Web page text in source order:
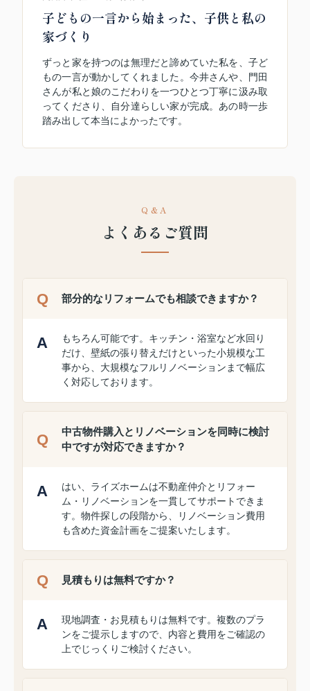
子どもの一言から始まった、子供と私の
家づくり
ずっと家を持つのは無理だと諦めていた私を、子ど
もの一言が動かしてくれました。今井さんや、門田
さんが私と娘のこだわりを一つひとつ丁寧に汲み取
ってくださり、自分達らしい家が完成。あの時一歩
踏み出して本当によかったです。
Q&A
よくあるご質問
部分的なリフォームでも相談できますか？
もちろん可能です。キッチン・浴室など水回り
だけ、壁紙の張り替えだけといった小規模な工
事から、大規模なフルリノベーションまで幅広
く対応しております。
中古物件購入とリノベーションを同時に検討
中ですが対応できますか？
はい、ライズホームは不動産仲介とリフォー
ム・リノベーションを一貫してサポートできま
す。物件探しの段階から、リノベーション費用
も含めた資金計画をご提案いたします。
見積もりは無料ですか？
現地調査・お見積もりは無料です。複数のプラ
ンをご提示しますので、内容と費用をご確認の
上でじっくりご検討ください。